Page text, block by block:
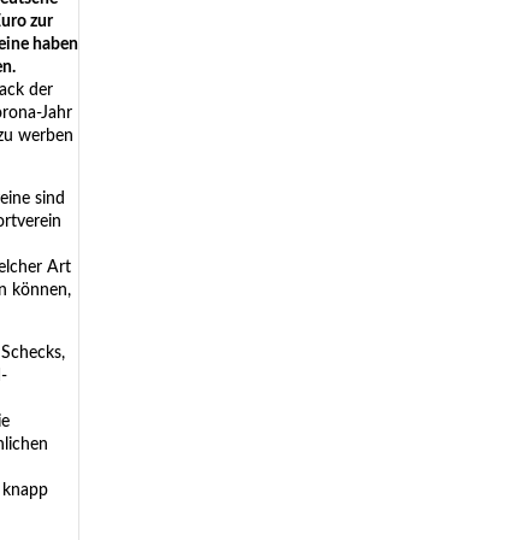
zur
haben
der
Jahr
werben
sind
Art
können,
knapp